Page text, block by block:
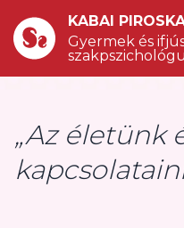
KABAI
Gyermek és
„Az életünk